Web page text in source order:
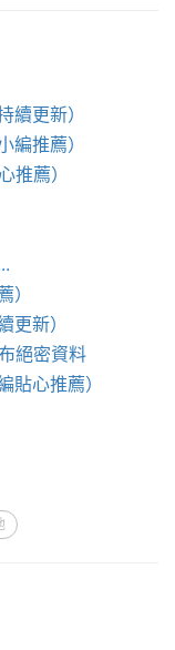
更新）
推薦）
推薦）
新）
絕密資料
心推薦）